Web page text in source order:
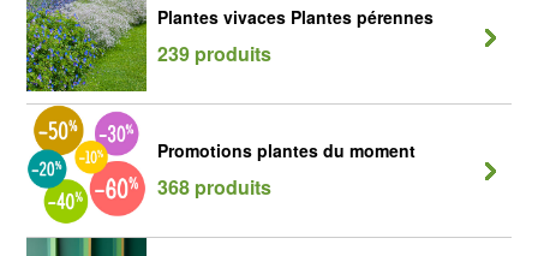
Plantes vivaces Plantes pérennes
239 produits
Promotions plantes du moment
368 produits